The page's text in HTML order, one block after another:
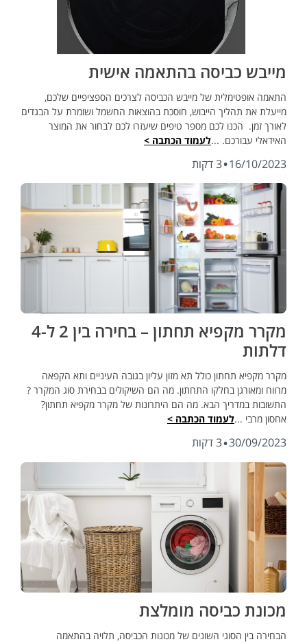
מייבש כביסה בהתאמה אישית
התאמה אופטימלית של מייבש הכביסה לצרכים הספציפיים שלכם,
מייעלת את תהליך הייבוש, חוסכת בהוצאות החשמל ושומרת על הבגדים
לאורך זמן. הכנו לכם מספר טיפים שיעזרו לכם לבחור את המוצר
האידאלי עבורכם. ...לעמוד הכתבה >
16/10/2023
·3 דקות
מקרר מקפיא תחתון – בחירה בין 2 ל-4
דלתות
מקרר מקפיא תחתון כולל תא מזון עליון בגובה העיניים ותא הקפאה
מרווח ומאורגן בחלקו התחתון. מה הם השיקולים בבחירת סוג המקרר ?
התשובות במדריך הבא. מה הם היתרונות של מקרר מקפיא תחתון?
אחסון מרבי ...לעמוד הכתבה >
30/09/2023
·3 דקות
מכונת כביסה מומלצת
הבחירה בין הסוגי השונים של מכונות הכביסה, תלויה בהתאמה